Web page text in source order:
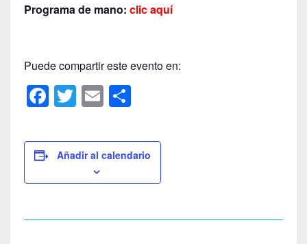
Programa de mano: clic aquí
Puede compartir este evento en:
F
c
e
b
o
T
tt
er
E
ailm
p
ar
Añadir al calendario